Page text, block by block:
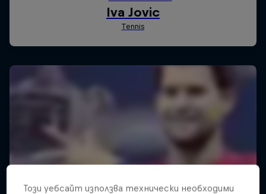
Този уебсайт използва технически необходими